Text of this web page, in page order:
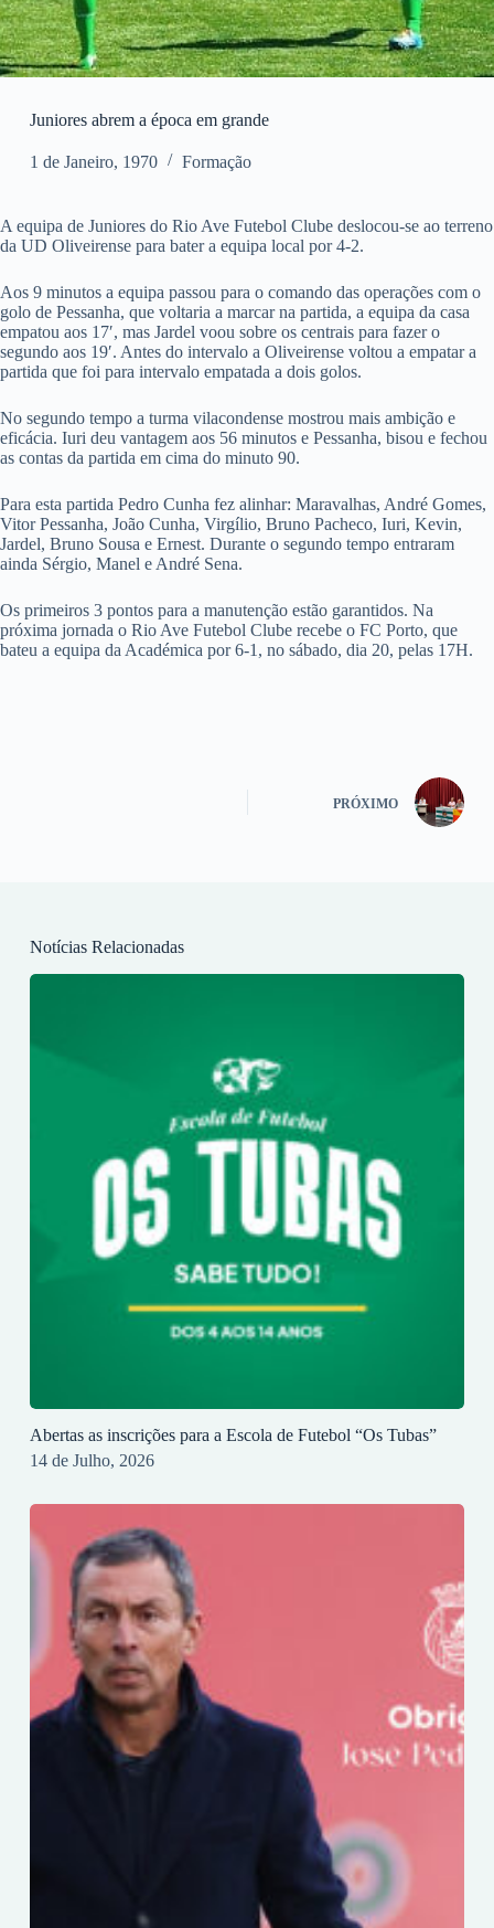
Juniores abrem a época em grande
1 de Janeiro, 1970 Formação
A equipa de Juniores do Rio Ave Futebol Clube deslocou-se ao terreno
da UD Oliveirense para bater a equipa local por 4-2.
Aos 9 minutos a equipa passou para o comando das operações com o
golo de Pessanha, que voltaria a marcar na partida, a equipa da casa
empatou aos 17′, mas Jardel voou sobre os centrais para fazer o
segundo aos 19′. Antes do intervalo a Oliveirense voltou a empatar a
partida que foi para intervalo empatada a dois golos.
No segundo tempo a turma vilacondense mostrou mais ambição e
eficácia. Iuri deu vantagem aos 56 minutos e Pessanha, bisou e fechou
as contas da partida em cima do minuto 90.
Para esta partida Pedro Cunha fez alinhar: Maravalhas, André Gomes,
Vitor Pessanha, João Cunha, Virgílio, Bruno Pacheco, Iuri, Kevin,
Jardel, Bruno Sousa e Ernest. Durante o segundo tempo entraram
ainda Sérgio, Manel e André Sena.
Os primeiros 3 pontos para a manutenção estão garantidos. Na
próxima jornada o Rio Ave Futebol Clube recebe o FC Porto, que
bateu a equipa da Académica por 6-1, no sábado, dia 20, pelas 17H.
PRÓXIMO
Notícias Relacionadas
Abertas as inscrições para a Escola de Futebol “Os Tubas”
14 de Julho, 2026